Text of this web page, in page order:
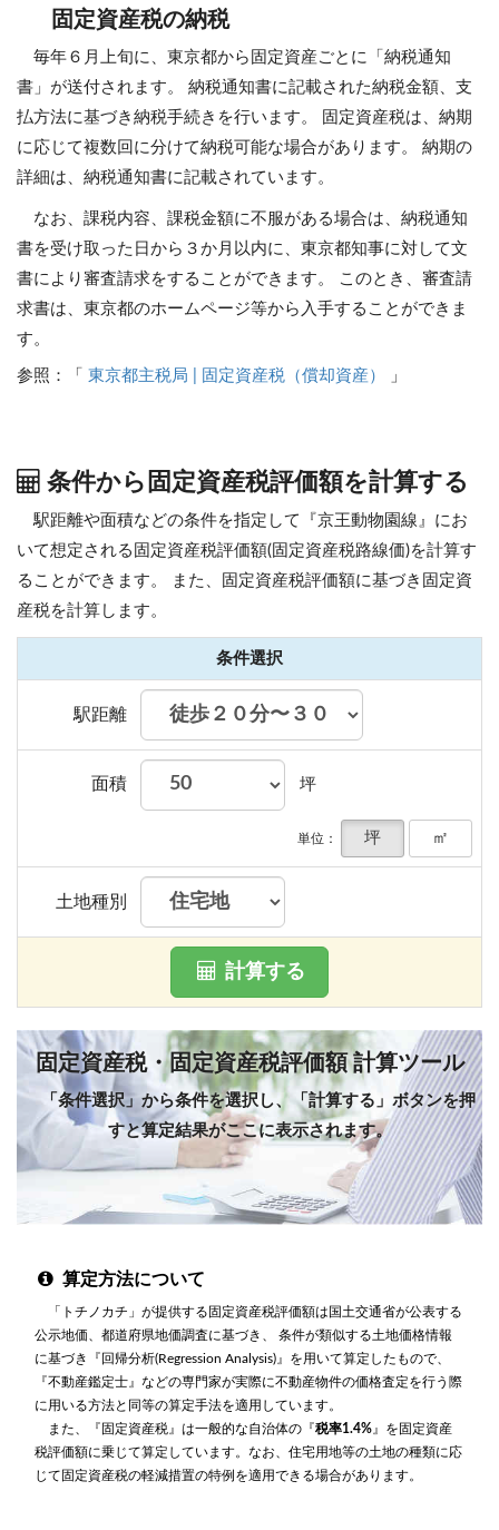
固定資産税の納税
毎年６月上旬に、東京都から固定資産ごとに「納税通知
書」が送付されます。 納税通知書に記載された納税金額、支
払方法に基づき納税手続きを行います。 固定資産税は、納期
に応じて複数回に分けて納税可能な場合があります。 納期の
詳細は、納税通知書に記載されています。
なお、課税内容、課税金額に不服がある場合は、納税通知
書を受け取った日から３か月以内に、東京都知事に対して文
書により審査請求をすることができます。 このとき、審査請
求書は、東京都のホームページ等から入手することができま
す。
参照：「 東京都主税局 | 固定資産税（償却資産） 」
条件から固定資産税評価額を計算する
駅距離や面積などの条件を指定して『京王動物園線』にお
いて想定される固定資産税評価額(固定資産税路線価)を計算す
ることができます。
また、固定資産税評価額に基づき固定資
産税を計算します。
条件選択
駅距離
面積 坪
単位： 坪 ㎡
土地種別
計算する
固定資産税・固定資産税評価額 計算ツール
「条件選択」から条件を選択し、「計算する」ボタンを押
すと算定結果がここに表示されます。
算定方法について
「トチノカチ」が提供する固定資産税評価額は国土交通省が公表する
公示地価、都道府県地価調査に基づき、 条件が類似する土地価格情報
に基づき『回帰分析(Regression Analysis)』を用いて算定したもので、
『不動産鑑定士』などの専門家が実際に不動産物件の価格査定を行う際
に用いる方法と同等の算定手法を適用しています。
また、『固定資産税』は一般的な自治体の『税率1.4% 』を固定資産
税評価額に乗じて算定しています。なお、住宅用地等の土地の種類に応
じて固定資産税の軽減措置の特例を適用できる場合があります。